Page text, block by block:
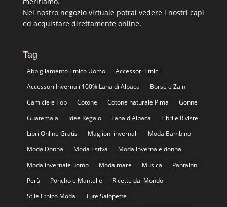
Nel nostro negozio virtuale potrai vedere i nostri capi
ed acquistare direttamente online.
Tag
Abbigliamento Etnico Uomo
Accessori Etnici
Accessori Invernali 100% Lana di Alpaca
Borse e Zaini
Camicie e Top
Cotone Cotone naturale Pima
Gonne
Guatemala
Idee Regalo Lana d'Alpaca
Libri e Riviste
Libri Online Gratis
Maglioni invernali
Moda Bambino
Moda Donna
Moda Estiva
Moda invernale donna
Moda invernale uomo
Moda mare Musica
Pantaloni
Perù
Poncho e Mantelle
Ricette dal Mondo
Stile Etnico Moda
Tute Salopette